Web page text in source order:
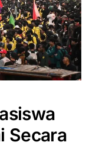
Secara